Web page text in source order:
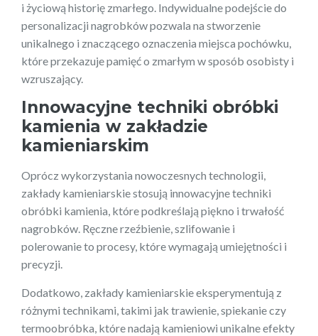
i życiową historię zmarłego. Indywidualne podejście do
personalizacji nagrobków pozwala na stworzenie
unikalnego i znaczącego oznaczenia miejsca pochówku,
które przekazuje pamięć o zmarłym w sposób osobisty i
wzruszający.
Innowacyjne techniki obróbki
kamienia w zakładzie
kamieniarskim
Oprócz wykorzystania nowoczesnych technologii,
zakłady kamieniarskie stosują innowacyjne techniki
obróbki kamienia, które podkreślają piękno i trwałość
nagrobków. Ręczne rzeźbienie, szlifowanie i
polerowanie to procesy, które wymagają umiejętności i
precyzji.
Dodatkowo, zakłady kamieniarskie eksperymentują z
różnymi technikami, takimi jak trawienie, spiekanie czy
termoobróbka, które nadają kamieniowi unikalne efekty